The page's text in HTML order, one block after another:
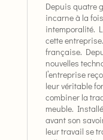
Depuis quatre
incarne à la
intemporalité.
cette
française.
nouvelles
l’entreprise
leur véritable
combiner la
meuble.
avant son
leur travail se